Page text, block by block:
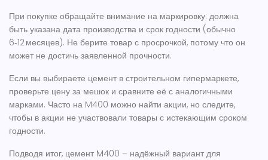
При покупке обращайте внимание на маркировку: должна
быть указана дата производства и срок годности (обычно
6‑12 месяцев). Не берите товар с просрочкой, потому что он
может не достичь заявленной прочности.
Если вы выбираете цемент в строительном гипермаркете,
проверьте цену за мешок и сравните её с аналогичными
марками. Часто на M400 можно найти акции, но следите,
чтобы в акции не участвовали товары с истекающим сроком
годности.
Подводя итог, цемент M400 – надёжный вариант для